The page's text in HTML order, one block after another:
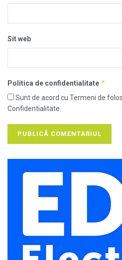
Sit web
Politica de confidentialitate *
Sunt de acord cu Termeni de
Confidentialitate.